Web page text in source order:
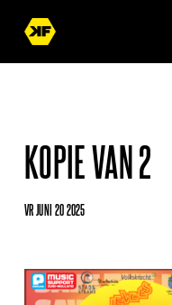
KOPIE VAN 2
VR JUNI 20 2025